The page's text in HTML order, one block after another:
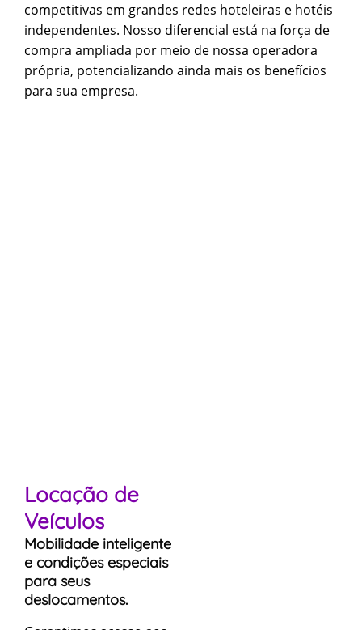
competitivas em grandes redes hoteleiras e hotéis
independentes. Nosso diferencial está na força de
compra ampliada por meio de nossa operadora
própria, potencializando ainda mais os benefícios
para sua empresa.
Locação de
Veículos
Mobilidade inteligente
e condições especiais
para seus
deslocamentos.